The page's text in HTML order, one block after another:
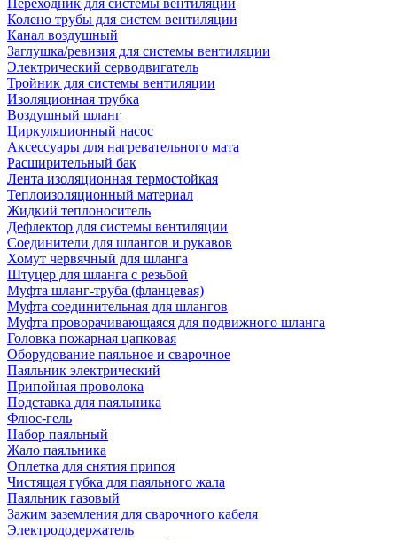
Переходник для системы вентиляции
Колено трубы для систем вентиляции
Канал воздушный
Заглушка/ревизия для системы вентиляции
Электрический серводвигатель
Тройник для системы вентиляции
Изоляционная трубка
Воздушный шланг
Циркуляционный насос
Аксессуары для нагревательного мата
Расширительный бак
Лента изоляционная термостойкая
Теплоизоляционный материал
Жидкий теплоноситель
Дефлектор для системы вентиляции
Соединители для шлангов и рукавов
Хомут червячный для шланга
Штуцер для шланга с резьбой
Муфта шланг-труба (фланцевая)
Муфта соединительная для шлангов
Муфта проворачивающаяся для подвижного шланга
Головка пожарная цапковая
Оборудование паяльное и сварочное
Паяльник электрический
Припойная проволока
Подставка для паяльника
Флюс-гель
Набор паяльный
Жало паяльника
Оплетка для снятия припоя
Чистящая губка для паяльного жала
Паяльник газовый
Зажим заземления для сварочного кабеля
Электрододержатель